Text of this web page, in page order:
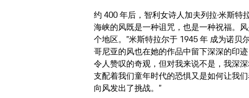
约 400 年后，智利女诗人加夫列拉·米斯特
海峡的风既是一种诅咒，也是一种祝福。
个地区。”米斯特拉尔于 1945 年 成为诺贝
哥尼亚的风也在她的作品中留下深深的印
令人赞叹的奇观，但对我来说不是，我深
支配着我们童年时代的恐惧又是如何让我
向风发出了挑战。”